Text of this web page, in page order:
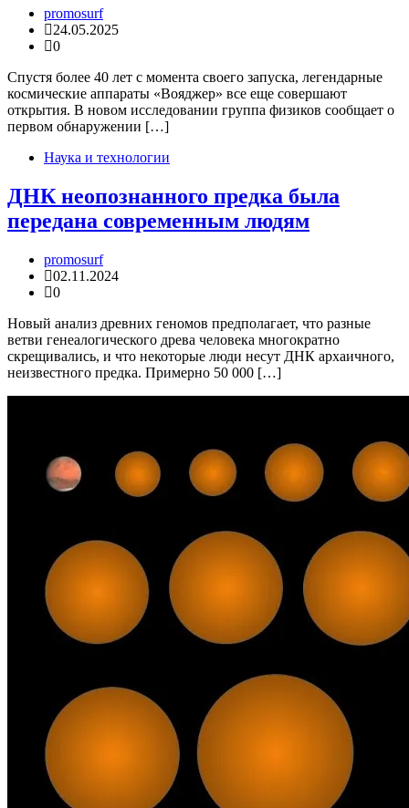
promosurf
24.05.2025
0
Спустя более 40 лет с момента своего запуска, легендарные
космические аппараты «Вояджер» все еще совершают
открытия. В новом исследовании группа физиков сообщает о
первом обнаружении […]
Наука и технологии
ДНК неопознанного предка была
передана современным людям
promosurf
02.11.2024
0
Новый анализ древних геномов предполагает, что разные
ветви генеалогического древа человека многократно
скрещивались, и что некоторые люди несут ДНК архаичного,
неизвестного предка. Примерно 50 000 […]